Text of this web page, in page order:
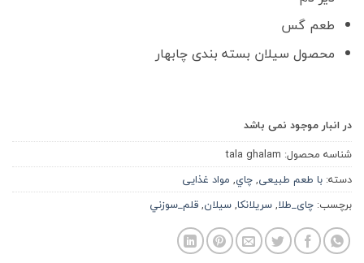
طعم گس
محصول سیلان بسته بندی چابهار
در انبار موجود نمی باشد
شناسه محصول: tala ghalam
دسته: با طعم طبیعی,چاي, مواد غذایی
برچسب: چای_طلا,سريلانكا,سيلان,قلم_سوزني